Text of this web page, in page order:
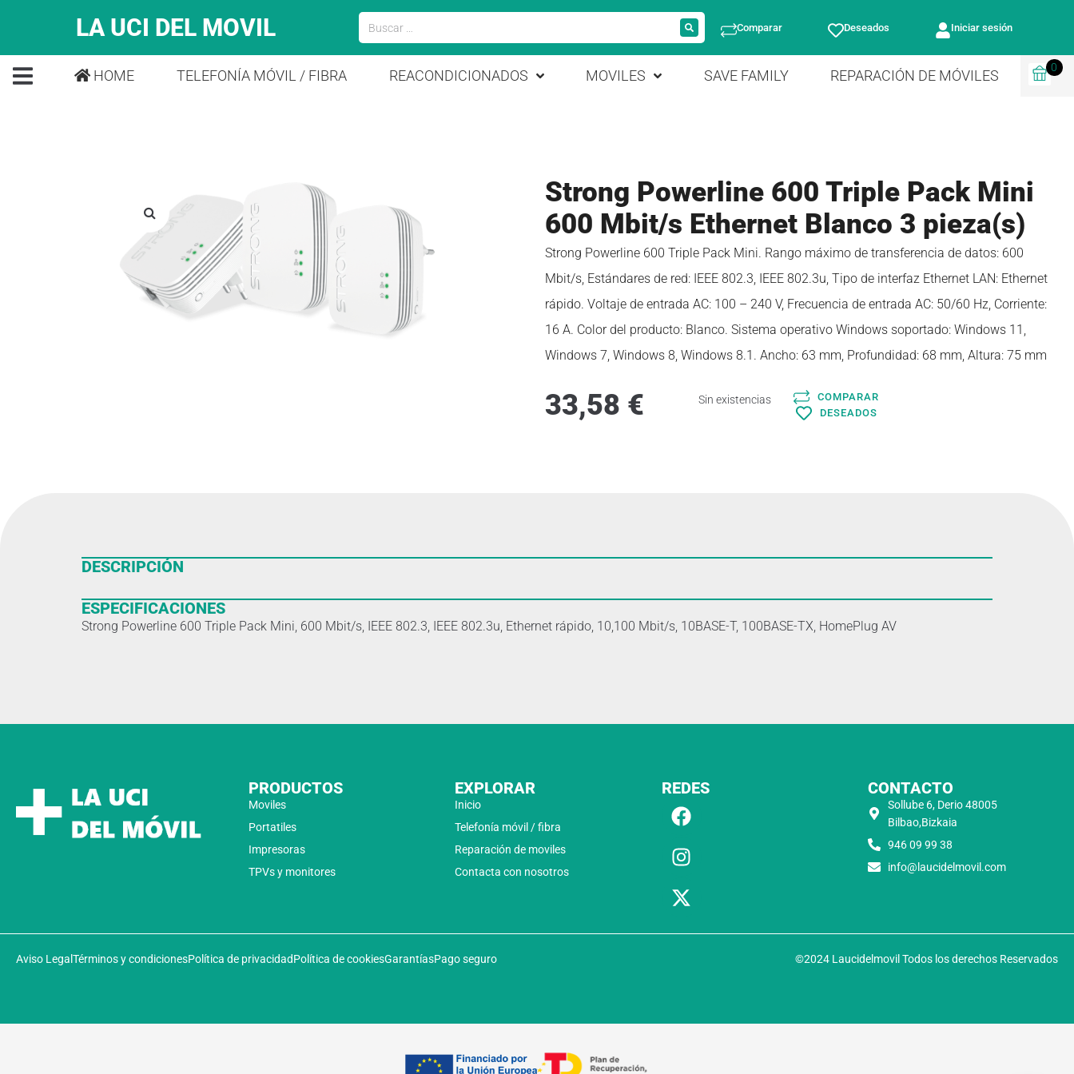
LA UCI DEL MOVIL Comparar Deseados Iniciar sesión
HOME TELEFONÍA MÓVIL / FIBRA REACONDICIONADOS MOVILES SAVE FAMILY REPARACIÓN DE MÓVILES
0
Strong Powerline 600 Triple Pack Mini
600 Mbit/s Ethernet Blanco 3 pieza(s)
Strong Powerline 600 Triple Pack Mini. Rango máximo de transferencia de datos: 600
Mbit/s, Estándares de red: IEEE 802.3, IEEE 802.3u, Tipo de interfaz Ethernet LAN: Ethernet
rápido. Voltaje de entrada AC: 100 – 240 V, Frecuencia de entrada AC: 50/60 Hz, Corriente:
16 A. Color del producto: Blanco. Sistema operativo Windows soportado: Windows 11,
Windows 7, Windows 8, Windows 8.1. Ancho: 63 mm, Profundidad: 68 mm, Altura: 75 mm
33,58 € Sin existencias
COMPARAR
DESEADOS
DESCRIPCIÓN
ESPECIFICACIONES
Strong Powerline 600 Triple Pack Mini, 600 Mbit/s, IEEE 802.3, IEEE 802.3u, Ethernet rápido, 10,100 Mbit/s, 10BASE-T, 100BASE-TX, HomePlug AV
PRODUCTOS
Moviles
Portatiles
Impresoras
TPVs y monitores
EXPLORAR
Inicio
Telefonía móvil / fibra
Reparación de moviles
Contacta con nosotros
REDES CONTACTO
Sollube 6, Derio 48005
Bilbao,Bizkaia
946 09 99 38
info@laucidelmovil.com
Aviso Legal Términos y condicionesPolítica de privacidadPolítica de cookiesGarantíasPago seguro ©2024 Laucidelmovil Todos los derechos Reservados